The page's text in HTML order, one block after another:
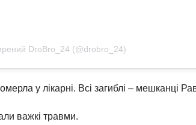
DroBro_24 (@drobro_24)
у лікарні. Всі загиблі – мешканці
важкі травми.